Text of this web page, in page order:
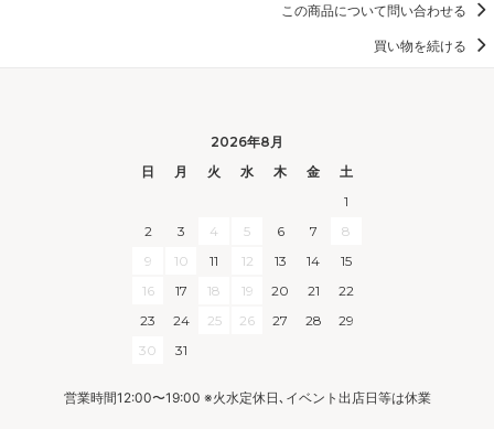
この商品について問い合わせる
買い物を続ける
2026年8月
日
月 火 水 木 金
土
1
2
3 4 5 6 7
8
9
10 11 12 13 14
15
16
17 18 19 20 21
22
23
24 25 26 27 28
29
30
31
営業時間12:00〜19:00 ※火水定休日､イベント出店日等は休業